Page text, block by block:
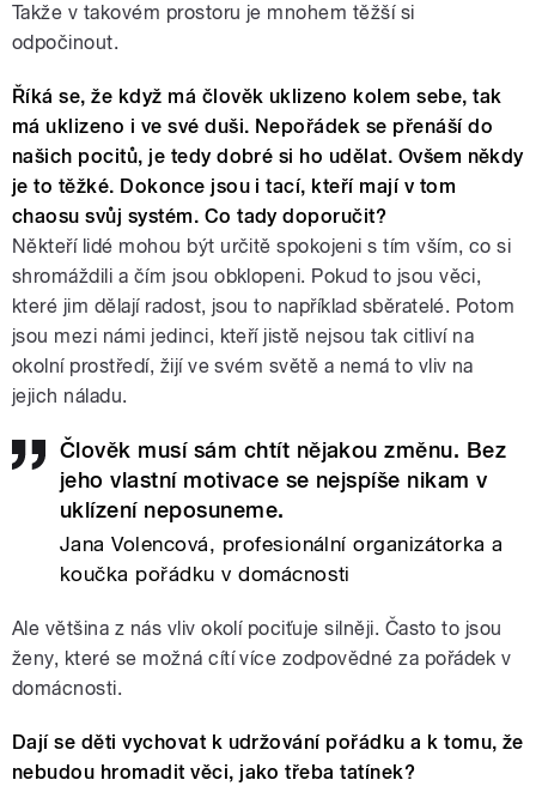
Takže v takovém prostoru je mnohem těžší si
odpočinout.
Říká se, že když má člověk uklizeno kolem sebe, tak
má uklizeno i ve své duši. Nepořádek se přenáší do
našich pocitů, je tedy dobré si ho udělat. Ovšem někdy
je to těžké. Dokonce jsou i tací, kteří mají v tom
chaosu svůj systém. Co tady doporučit?
Někteří lidé mohou být určitě spokojeni s tím vším, co si
shromáždili a čím jsou obklopeni. Pokud to jsou věci,
které jim dělají radost, jsou to například sběratelé. Potom
jsou mezi námi jedinci, kteří jistě nejsou tak citliví na
okolní prostředí, žijí ve svém světě a nemá to vliv na
jejich náladu.
Člověk musí sám chtít nějakou změnu. Bez
jeho vlastní motivace se nejspíše nikam v
uklízení neposuneme.
Jana Volencová, profesionální organizátorka a
koučka pořádku v domácnosti
Ale většina z nás vliv okolí pociťuje silněji. Často to jsou
ženy, které se možná cítí více zodpovědné za pořádek v
domácnosti.
Dají se děti vychovat k udržování pořádku a k tomu, že
nebudou hromadit věci, jako třeba tatínek?